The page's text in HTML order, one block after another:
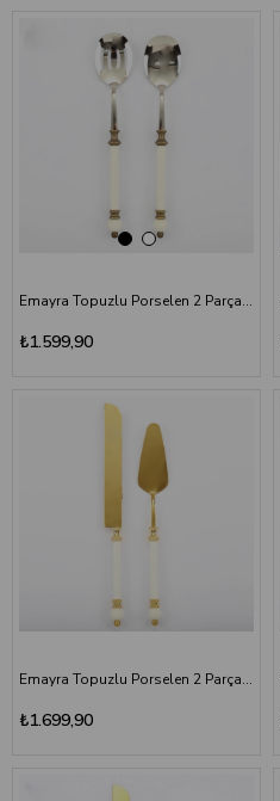
Emayra Topuzlu Porselen 2 Parça Salata Servis Seti | Antik
₺1.599,90
Emayra Topuzlu Porselen 2 Parça Pasta Servis Seti | Altın Titanyum
₺1.699,90